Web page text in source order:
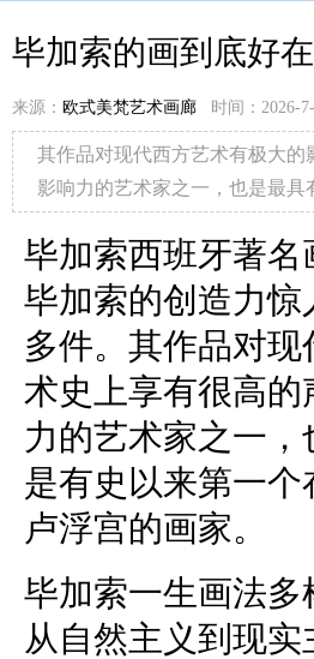
毕加索的画到底好
来源： 欧式美梵艺术画廊 时间：2026-
其作品对现代西方艺术有极大
影响力的艺术家之一，也是最具
毕加索西班牙著
毕加索的创造力惊
多件。其作品对
术史上享有很高
力的艺术家之一
是有史以来第一
卢浮宫的画家。
毕加索一生画法
从自然主义到现